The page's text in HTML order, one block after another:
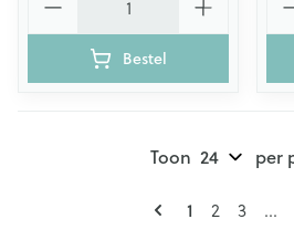
Bestel
U lees
1 Pagina
2 Pagina
3 ...
Toon per